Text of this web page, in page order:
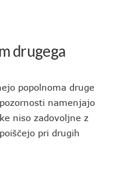
drugega
popolnoma druge
namenjajo
niso zadovoljne z
pri drugih